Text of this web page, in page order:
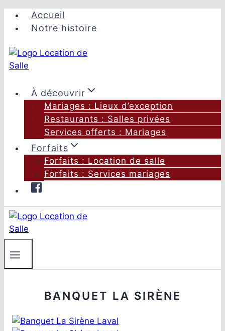
Aller
Accueil
Notre histoire
À découvrir
Mariages : Lieux d’exception
Restaurants : Salles privées
Services offerts : Mariages
Forfaits
Forfaits : Location de salle
Forfaits : Services mariages
BANQUET LA SIRÈNE